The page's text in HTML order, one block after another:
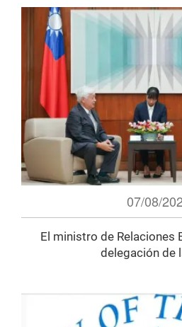
07/08/
El ministro de Relaciones
delegación de